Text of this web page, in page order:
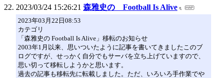
2023/03/24 15:26:21 森雅史の Football Is Alive
2023年03月22日08:53
カテゴリ
「森雅史の Football Is Alive」移転のお知らせ
2003年1月以来、思いついたように記事を書いてきましたこのブ
ログですが、せっかく自分でもサーバを立ち上げていますので、
思い切って移転しようかと思います。
過去の記事も移転先に転載しました。ただ、いろいろ手作業でや